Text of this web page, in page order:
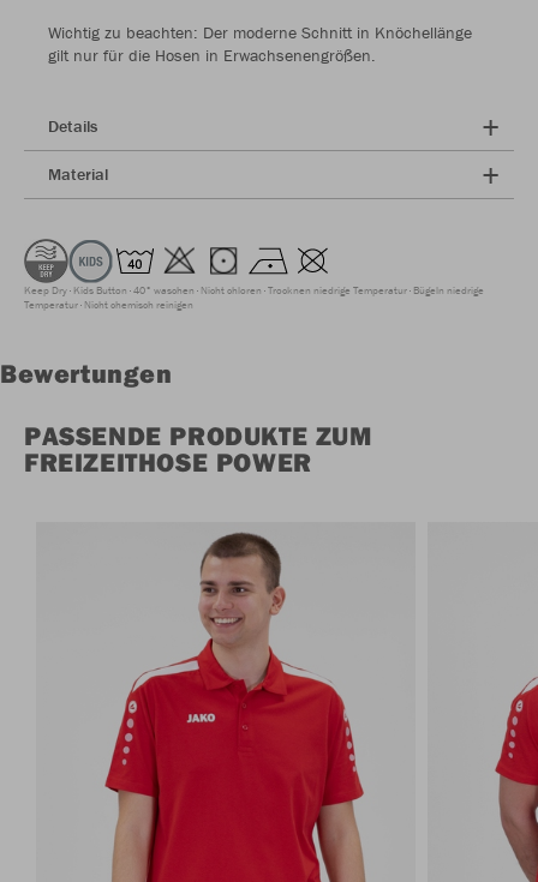
Wichtig zu beachten: Der moderne Schnitt in Knöchellänge
gilt nur für die Hosen in Erwachsenengrößen.
Details
Material
Keep Dry Kids Button 40° waschen Nicht chloren Trocknen niedrige Temperatur Bügeln niedrige
Temperatur Nicht chemisch reinigen
Bewertungen
PASSENDE PRODUKTE ZUM
FREIZEITHOSE POWER